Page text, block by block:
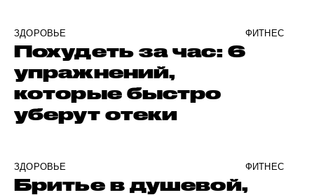
ЗДОРОВЬЕ ФИТНЕС
Похудеть за час: 6
упражнений,
которые быстро
уберут отеки
ЗДОРОВЬЕ ФИТНЕС
Бритье в душевой,